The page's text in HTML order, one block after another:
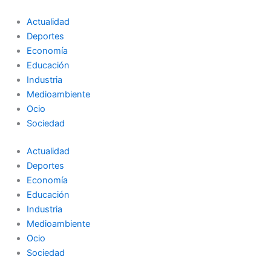
contenido
Actualidad
Deportes
Economía
Educación
Industria
Medioambiente
Ocio
Sociedad
Actualidad
Deportes
Economía
Educación
Industria
Medioambiente
Ocio
Sociedad